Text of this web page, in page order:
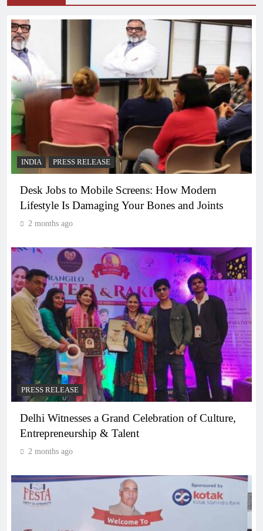
INDIA PRESS RELEASE
Desk Jobs to Mobile Screens: How Modern
Lifestyle Is Damaging Your Bones and Joints
2 months ago
PRESS RELEASE
Delhi Witnesses a Grand Celebration of Culture,
Entrepreneurship & Talent
2 months ago